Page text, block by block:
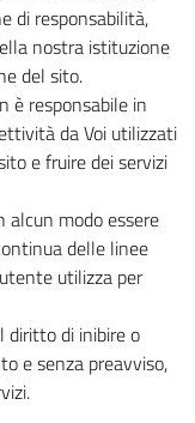
di responsabilità,
nostra istituzione
del sito.
è responsabile in
da Voi utilizzati
e fruire dei servizi
alcun modo essere
delle linee
utilizza per
diritto di inibire o
e senza preavviso,